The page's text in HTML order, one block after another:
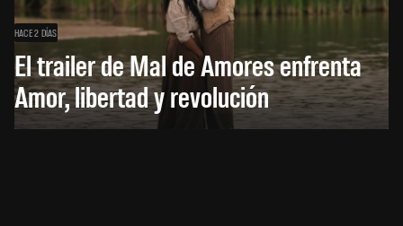
HACE 2 DÍAS
El trailer de Mal de Amores enfrenta
Amor, libertad y revolución